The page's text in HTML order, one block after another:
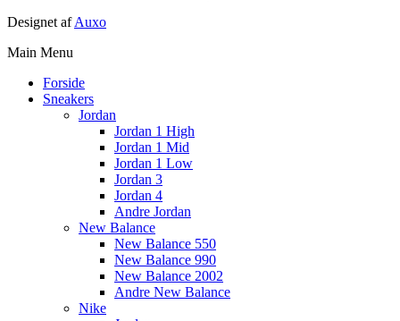
Designet afAuxo
Main Menu
Forside
Sneakers
Jordan
Jordan 1 High
Jordan 1 Mid
Jordan 1 Low
Jordan 3
Jordan 4
Andre Jordan
New Balance
New Balance 550
New Balance 990
New Balance 2002
Andre New Balance
Nike